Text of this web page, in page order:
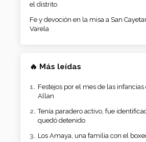
el distrito
Fe y devoción en la misa a San
Varela
🔥 Más leídas
Festejos por el mes de las
Allan
Tenía paradero activo, fue
quedó detenido
Los Amaya, una familia con el